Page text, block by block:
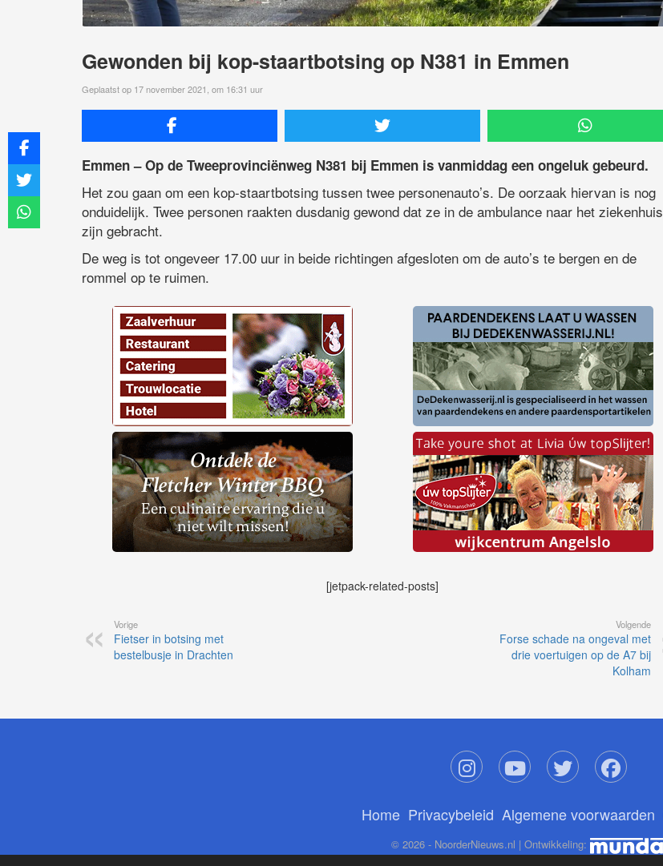
Gewonden bij kop-staartbotsing op N381 in Emmen
Geplaatst op 17 november 2021, om 16:31 uur
Emmen – Op de Tweeprovinciënweg N381 bij Emmen is vanmiddag een ongeluk gebeurd.
Het zou gaan om een kop-staartbotsing tussen twee personenauto’s. De oorzaak hiervan is nog
onduidelijk. Twee personen raakten dusdanig gewond dat ze in de ambulance naar het ziekenhuis
zijn gebracht.
De weg is tot ongeveer 17.00 uur in beide richtingen afgesloten om de auto’s te bergen en de
rommel op te ruimen.
[jetpack-related-posts]
Vorige
Fietser in botsing met
bestelbusje in Drachten
Volgende
Forse schade na ongeval met
drie voertuigen op de A7 bij
Kolham
Home Privacybeleid Algemene voorwaarden
© 2026 - NoorderNieuws.nl | Ontwikkeling: